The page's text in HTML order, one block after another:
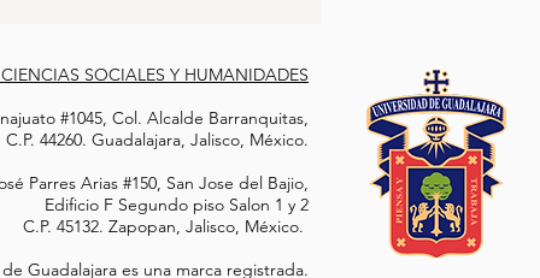
SOCIALES Y HUMANIDADES
#1045, Col. Alcalde Barranquitas,
C.P. 44260. Guadalajara, Jalisco, México.
Parres Arias #150, San Jose del Bajio,
Edificio F Segundo piso Salon 1 y 2
C.P. 45132. Zapopan, Jalisco, México.
Guadalajara es una marca registrada.